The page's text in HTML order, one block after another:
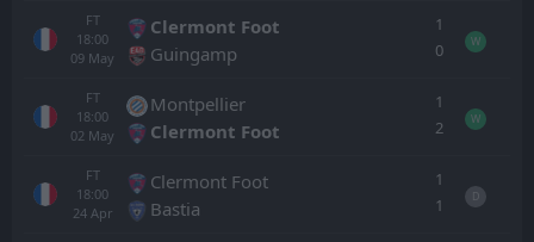
FT
18:00
09 May
Clermont Foot
Guingamp
1
0
W
FT
18:00
02 May
Montpellier
Clermont Foot
1
2
W
FT
18:00
24 Apr
Clermont Foot
Bastia
1
1
D